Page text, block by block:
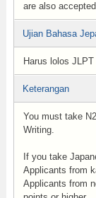
are also
Ujian Bahasa
Harus lolos
Keterangan
You must take
Writing.
If you take
Applicants from
Applicants from